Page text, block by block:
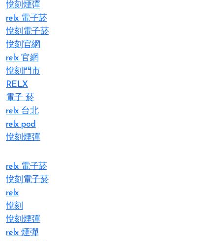
悅刻煙彈
relx 電子菸
悅刻電子菸
悅刻官網
relx 官網
悅刻門市
RELX
電子 菸
relx 台北
relx pod
悅刻煙彈
relx 電子菸
悅刻電子菸
relx
悅刻
悅刻煙彈
relx 煙彈